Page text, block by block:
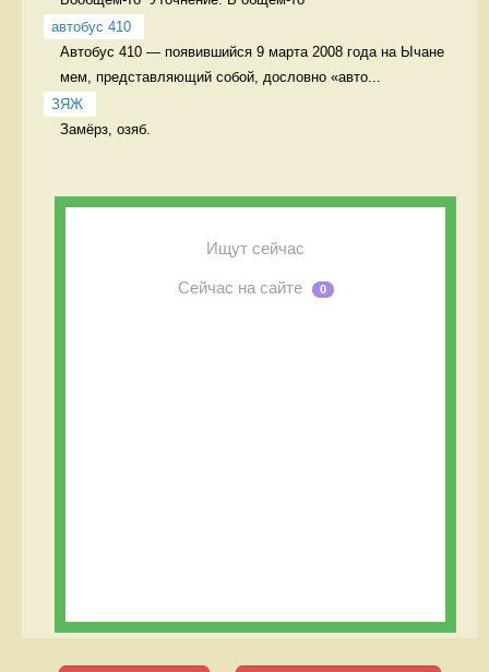
автобус 410
Автобус 410 — появившийся 9 марта 2008 года на Ычане
мем, представляющий собой, дословно «авто...
ЗЯЖ
Замёрз, озяб.
Ищут сейчас
Сейчас на сайте 0